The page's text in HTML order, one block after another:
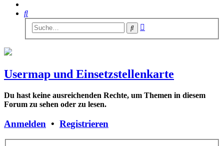
Suche
Suche
Usermap und Einsetzstellenkarte
Du hast keine ausreichenden Rechte, um Themen in diesem
Forum zu sehen oder zu lesen.
Anmelden • Registrieren